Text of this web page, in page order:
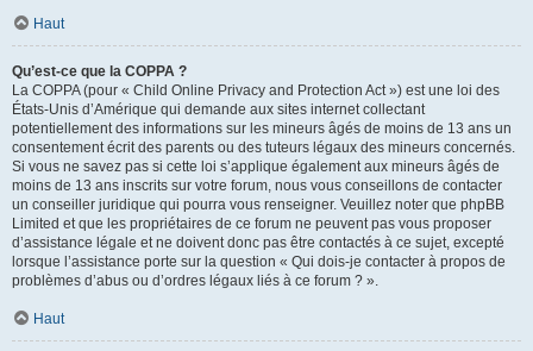
Haut
Qu’est-ce que la COPPA ?
La COPPA (pour « Child Online Privacy and Protection Act ») est une loi des
États-Unis d’Amérique qui demande aux sites internet collectant
potentiellement des informations sur les mineurs âgés de moins de 13 ans un
consentement écrit des parents ou des tuteurs légaux des mineurs concernés.
Si vous ne savez pas si cette loi s’applique également aux mineurs âgés de
moins de 13 ans inscrits sur votre forum, nous vous conseillons de contacter
un conseiller juridique qui pourra vous renseigner. Veuillez noter que phpBB
Limited et que les propriétaires de ce forum ne peuvent pas vous proposer
d’assistance légale et ne doivent donc pas être contactés à ce sujet, excepté
lorsque l’assistance porte sur la question « Qui dois-je contacter à propos de
problèmes d’abus ou d’ordres légaux liés à ce forum ? ».
Haut